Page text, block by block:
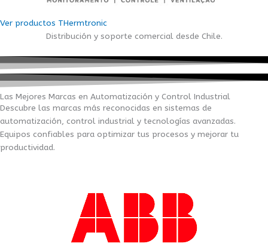
Ver productos THermtronic
Distribución y soporte comercial desde Chile.
Las Mejores Marcas en Automatización y Control Industrial
Descubre las marcas más reconocidas en sistemas de
automatización, control industrial y tecnologías avanzadas.
Equipos confiables para optimizar tus procesos y mejorar tu
productividad.